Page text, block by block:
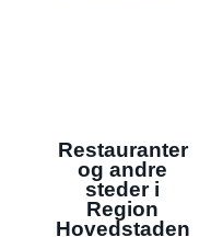
Restauranter
og andre
steder i
Region
Hovedstaden